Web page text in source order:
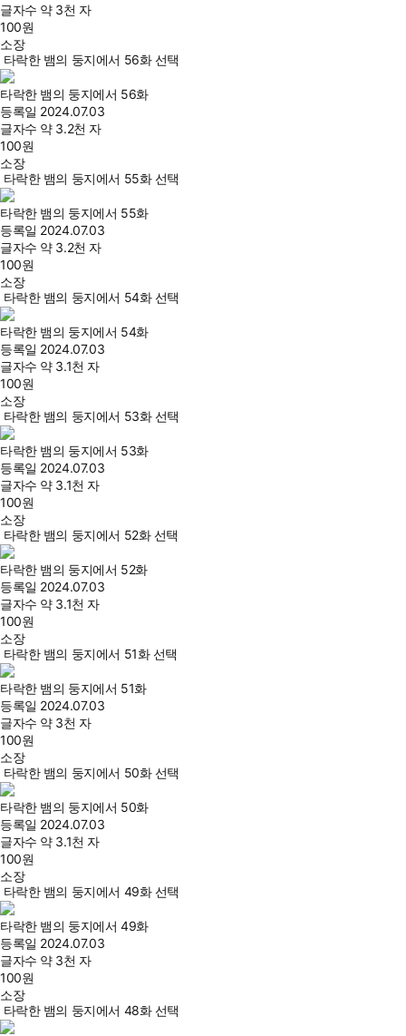
글자수 약 3천 자
100원
소장
타락한 뱀의 둥지에서 56화 선택
타락한 뱀의 둥지에서 56화
등록일 2024.07.03
글자수 약 3.2천 자
100원
소장
타락한 뱀의 둥지에서 55화 선택
타락한 뱀의 둥지에서 55화
등록일 2024.07.03
글자수 약 3.2천 자
100원
소장
타락한 뱀의 둥지에서 54화 선택
타락한 뱀의 둥지에서 54화
등록일 2024.07.03
글자수 약 3.1천 자
100원
소장
타락한 뱀의 둥지에서 53화 선택
타락한 뱀의 둥지에서 53화
등록일 2024.07.03
글자수 약 3.1천 자
100원
소장
타락한 뱀의 둥지에서 52화 선택
타락한 뱀의 둥지에서 52화
등록일 2024.07.03
글자수 약 3.1천 자
100원
소장
타락한 뱀의 둥지에서 51화 선택
타락한 뱀의 둥지에서 51화
등록일 2024.07.03
글자수 약 3천 자
100원
소장
타락한 뱀의 둥지에서 50화 선택
타락한 뱀의 둥지에서 50화
등록일 2024.07.03
글자수 약 3.1천 자
100원
소장
타락한 뱀의 둥지에서 49화 선택
타락한 뱀의 둥지에서 49화
등록일 2024.07.03
글자수 약 3천 자
100원
소장
타락한 뱀의 둥지에서 48화 선택